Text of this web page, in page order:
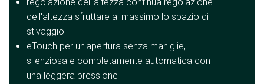
dell'altezza sfruttare al massimo lo spazio di
stivaggio
eTouch per un'apertura senza maniglie,
silenziosa e completamente automatica con
una leggera pressione